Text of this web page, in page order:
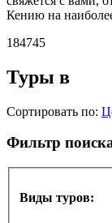
Кению на
184745
Туры в
Сортировать по:
Фильтр
Виды туров: